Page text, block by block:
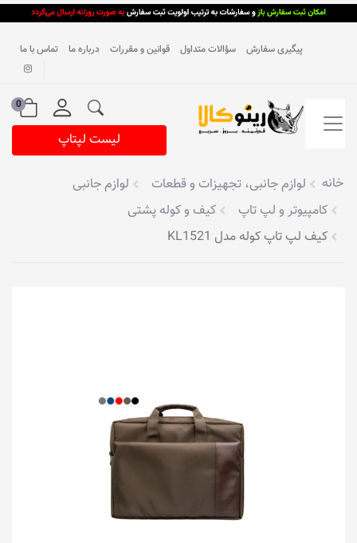
پیگیری سفارش سؤالات متداول قوانین و مقررات درباره ما تماس با ما
0
لیست لپتاپ
خانه لوازم جانبی، تجهیزات و قطعات
لوازم جانبی
کامپیوتر و لپ تاپ
کیف و کوله پشتی
کیف لپ تاپ کوله مدل KL1521